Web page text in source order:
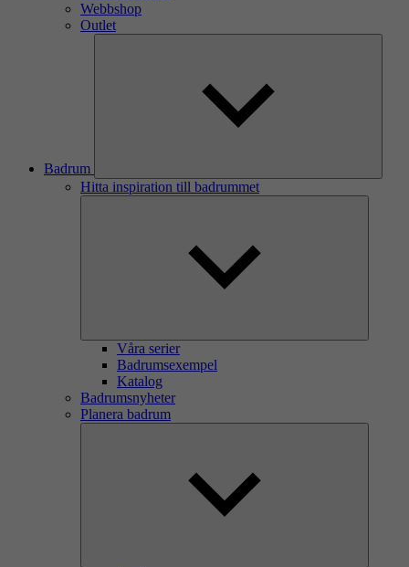
Webbshop
Outlet
Badrum
Hitta inspiration till badrummet
Våra serier
Badrumsexempel
Katalog
Badrumsnyheter
Planera badrum